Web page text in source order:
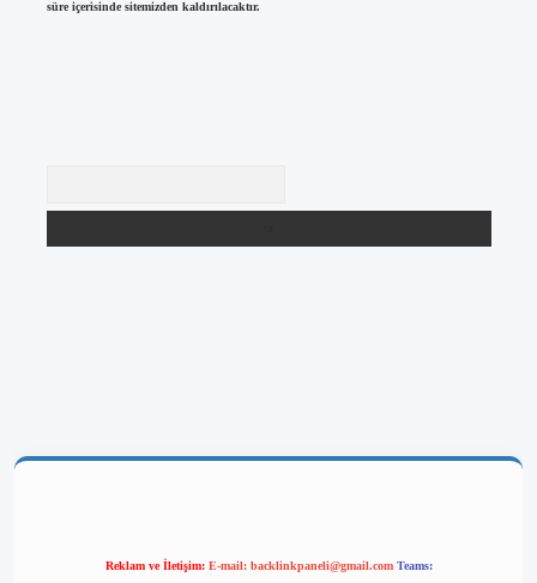
süre içerisinde sitemizden kaldırılacaktır.
Reklam ve İletişim: E-mail: backlinkpaneli@gmail.com Teams: